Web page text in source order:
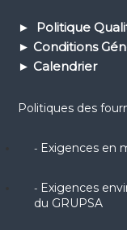
► Politique
► Conditions
► Calendrier
Politiques des
- Exigences en
- Exigences
du GRUPSA